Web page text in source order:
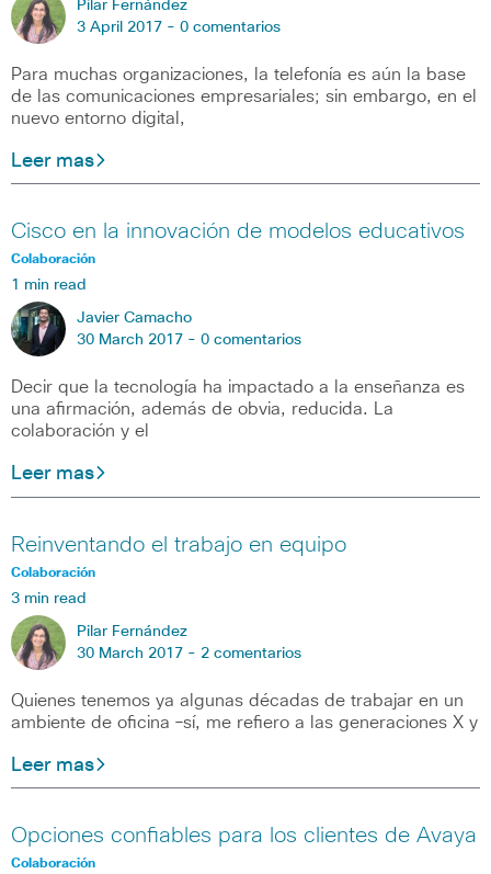
Pilar Fernández
3 April 2017 - 0 comentarios
Para muchas organizaciones, la telefonía es aún la base
de las comunicaciones empresariales; sin embargo, en el
nuevo entorno digital,
Leer mas
Cisco en la innovación de modelos educativos
Colaboración
1 min read
Javier Camacho
30 March 2017 - 0 comentarios
Decir que la tecnología ha impactado a la enseñanza es
una afirmación, además de obvia, reducida. La
colaboración y el
Leer mas
Reinventando el trabajo en equipo
Colaboración
3 min read
Pilar Fernández
30 March 2017 - 2 comentarios
Quienes tenemos ya algunas décadas de trabajar en un
ambiente de oficina –sí, me refiero a las generaciones X y
Leer mas
Opciones confiables para los clientes de Avaya
Colaboración